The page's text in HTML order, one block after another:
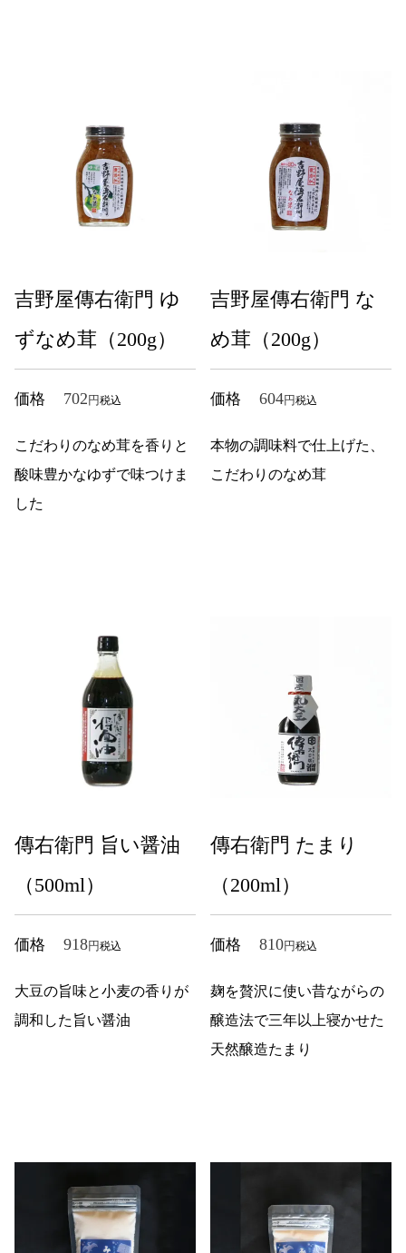
吉野屋傳右衛門 ゆ
ずなめ茸（200g）
価格 702 税込
こだわりのなめ茸を香りと
酸味豊かなゆずで味つけま
した
吉野屋傳右衛門 な
め茸（200g）
価格 604 税込
本物の調味料で仕上げた、
こだわりのなめ茸
傳右衛門 旨い醤油
（500ml）
価格 918 税込
大豆の旨味と小麦の香りが
調和した旨い醤油
傳右衛門 たまり
（200ml）
価格 810 税込
麹を贅沢に使い昔ながらの
醸造法で三年以上寝かせた
天然醸造たまり